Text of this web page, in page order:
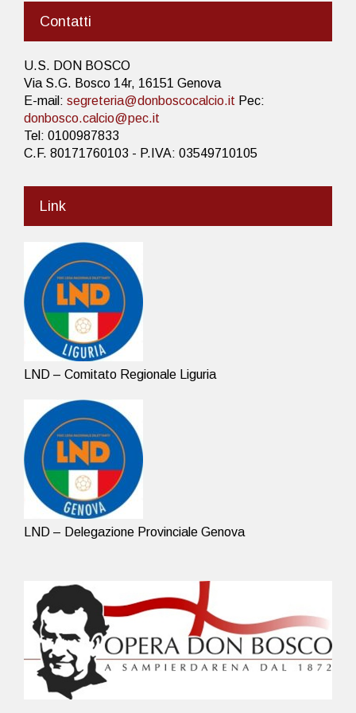
Contatti
U.S. DON BOSCO
Via S.G. Bosco 14r, 16151 Genova
E-mail: segreteria@donboscocalcio.it Pec:
donbosco.calcio@pec.it
Tel: 0100987833
C.F. 80171760103 - P.IVA: 03549710105
Link
LND – Comitato Regionale Liguria
LND – Delegazione Provinciale Genova